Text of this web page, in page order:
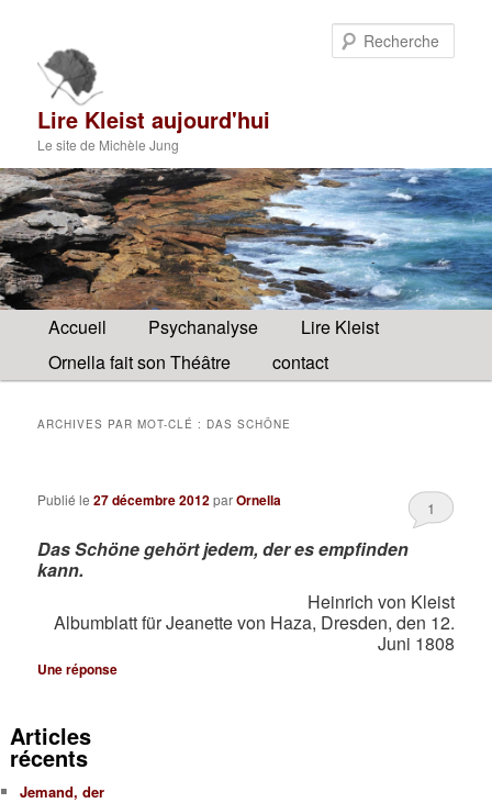
contenu
principal
contenu
secondaire
Lire Kleist aujourd'hui
Le site de Michèle Jung
Menu
principal
Accueil Psychanalyse
Lire Kleist
Ornella fait son Théâtre
contact
ARCHIVES PAR MOT-CLÉ : DAS SCHÖNE
Publié le27 décembre 2012parOrnella 1
Das Schöne gehört jedem, der es empfinden
kann.
Heinrich von Kleist
Albumblatt für Jeanette von Haza, Dresden, den 12.
Juni 1808
Uneréponse
Articles
récents
Jemand, der